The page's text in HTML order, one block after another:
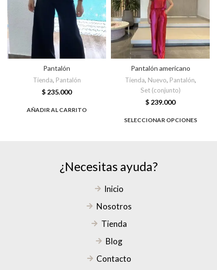
Pantalón
Tienda, Pantalón
$ 235.000
AÑADIR AL CARRITO
Pantalón americano
Tienda, Nuevo, Pantalón,
Set (conjunto)
$ 239.000
SELECCIONAR OPCIONES
¿Necesitas ayuda?
Inicio
Nosotros
Tienda
Blog
Contacto